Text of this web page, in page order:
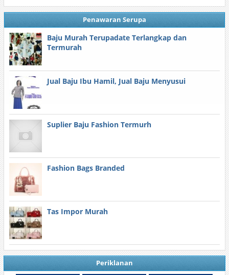
Penawaran Serupa
Baju Murah Terupadate Terlangkap dan
Termurah
Jual Baju Ibu Hamil, Jual Baju Menyusui
Suplier Baju Fashion Termurh
Fashion Bags Branded
Tas Impor Murah
Periklanan